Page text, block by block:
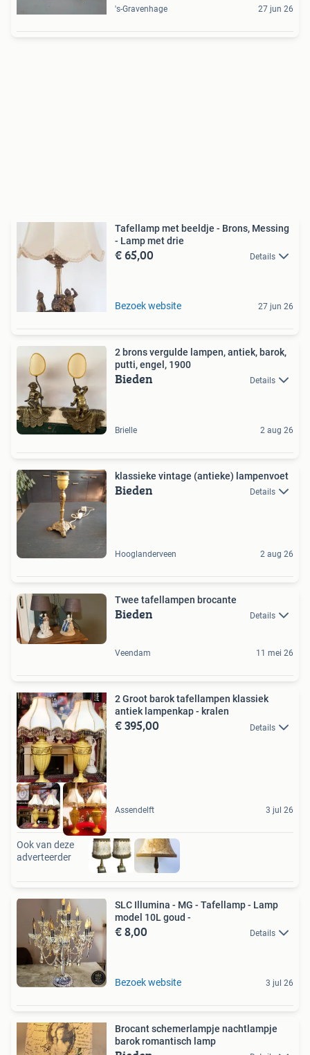
's-Gravenhage 27 jun 26
Tafellamp met beeldje - Brons, Messing
- Lamp met drie
€ 65,00 Details
Bezoek website 27 jun 26
2 brons vergulde lampen, antiek, barok,
putti, engel, 1900
Bieden Details
Brielle 2 aug 26
klassieke vintage (antieke) lampenvoet
Bieden Details
Hooglanderveen 2 aug 26
Twee tafellampen brocante
Bieden Details
Veendam 11 mei 26
2 Groot barok tafellampen klassiek
antiek lampenkap - kralen
€ 395,00 Details
Assendelft 3 jul 26
Ook van deze
adverteerder
SLC Illumina - MG - Tafellamp - Lamp
model 10L goud -
€ 8,00 Details
Bezoek website 3 jul 26
Brocant schemerlampje nachtlampje
barok romantisch lamp